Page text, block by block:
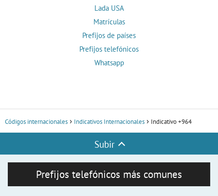
Lada USA
Matrículas
Prefijos de países
Prefijos telefónicos
Whatsapp
Códigos internacionales Indicativos Internacionales Indicativo +964
Subir
Prefijos telefónicos más comunes